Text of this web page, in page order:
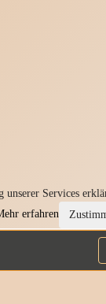
unserer Services
erfahren